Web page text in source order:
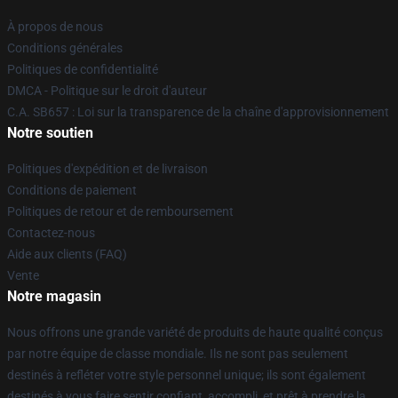
À propos de nous
Conditions générales
Politiques de confidentialité
DMCA - Politique sur le droit d'auteur
C.A. SB657 : Loi sur la transparence de la chaîne d'approvisionnement
Notre soutien
Politiques d'expédition et de livraison
Conditions de paiement
Politiques de retour et de remboursement
Contactez-nous
Aide aux clients (FAQ)
Vente
Notre magasin
Nous offrons une grande variété de produits de haute qualité conçus
par notre équipe de classe mondiale. Ils ne sont pas seulement
destinés à refléter votre style personnel unique; ils sont également